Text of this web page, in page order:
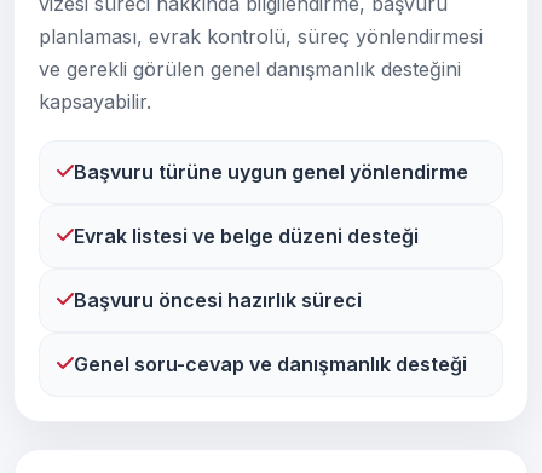
planlaması, evrak kontrolü, süreç yönlendirmesi
ve gerekli görülen genel danışmanlık desteğini
kapsayabilir.
Başvuru türüne uygun genel yönlendirme
Evrak listesi ve belge düzeni desteği
Başvuru öncesi hazırlık süreci
Genel soru-cevap ve danışmanlık desteği